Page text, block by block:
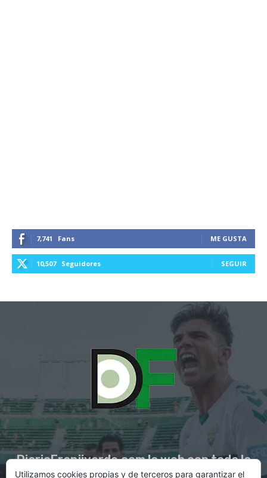
7,741 Fans ME GUSTA
10,507 Seguidores SEGUIR
DiarioFranjiverde.com la web con toda la
Utilizamos cookies propias y de terceros para garantizar el